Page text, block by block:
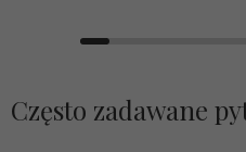
Często zadawane